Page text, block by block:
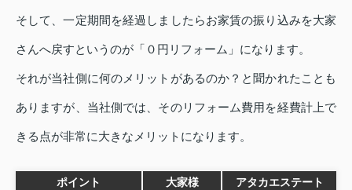
そして、一定期間を経過しましたらお家賃の振り込みを大家
さんへ戻すというのが「０円リフォーム」になります。
それが当社側に何のメリットがあるのか？と聞かれたことも
ありますが、当社側では、そのリフォーム費用を経費計上で
きる点が非常に大きなメリットになります。
ポイント 大家様 アタカエステート